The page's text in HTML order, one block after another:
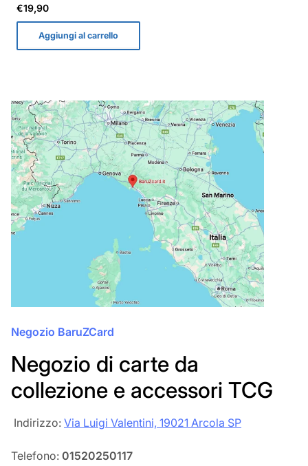
Prezzo
normale
€19,90
Aggiungi al carrello
Negozio BaruZCard
Negozio di carte da
collezione e accessori TCG
‎‎ Indirizzo: Via Luigi Valentini, 19021 Arcola SP
Telefono: 01520250117